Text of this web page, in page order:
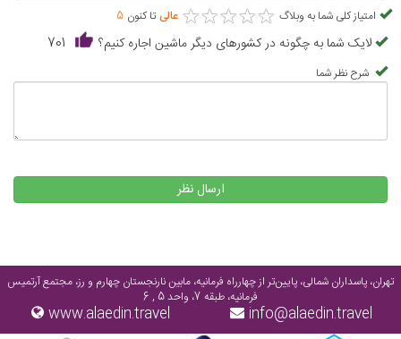
امتیاز کلی شما به وبلاگ ★★★★★
★★★★★ عالی تا کنون 5
لایک شما به چگونه در کشورهای دیگر ماشین اجاره کنیم؟ 701
شرح نظر شما
ارسال نظر
تهران، پاسداران شمالی، پایین‌تر از چهارراه فرمانیه، مابین نارنجستان چهارم و رز، مجتمع آرتمیس
فرمانیه، طبقه 7، واحد 5 , 6
info@alaedin.travel
www.alaedin.travel